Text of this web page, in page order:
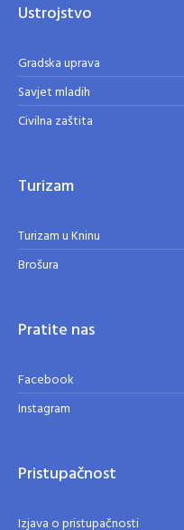
Ustrojstvo
Gradska uprava
Savjet mladih
Civilna zaštita
Turizam
Turizam u Kninu
Brošura
Pratite nas
Facebook
Instagram
Pristupačnost
Izjava o pristupačnosti